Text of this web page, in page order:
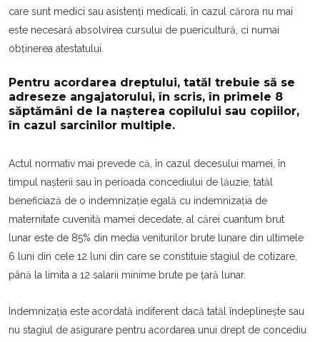
care sunt medici sau asistenți medicali, în cazul cărora nu mai
este necesară absolvirea cursului de puericultură, ci numai
obținerea atestatului.
Pentru acordarea dreptului, tatăl trebuie să se
adreseze angajatorului, în scris, în primele 8
săptămâni de la nașterea copilului sau copiilor,
în cazul sarcinilor multiple.
Actul normativ mai prevede că, în cazul decesului mamei, în
timpul nașterii sau în perioada concediului de lăuzie, tatăl
beneficiază de o indemnizație egală cu indemnizația de
maternitate cuvenită mamei decedate, al cărei cuantum brut
lunar este de 85% din media veniturilor brute lunare din ultimele
6 luni din cele 12 luni din care se constituie stagiul de cotizare,
până la limita a 12 salarii minime brute pe țară lunar.
Indemnizația este acordată indiferent dacă tatăl îndeplinește sau
nu stagiul de asigurare pentru acordarea unui drept de concediu